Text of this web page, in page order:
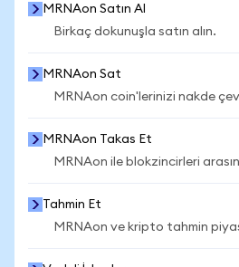
MRNAon Satın Al
Birkaç dokunuşla satın alın.
MRNAon Sat
MRNAon coin'lerinizi nakde
MRNAon Takas Et
MRNAon ile blokzincirleri
Tahmin Et
MRNAon ve kripto tahmin